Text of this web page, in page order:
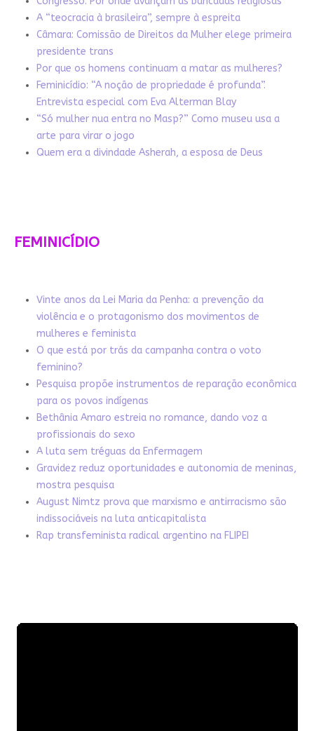
A “teocracia à brasileira”, sempre à espreita
Câmara: Comissão de Direitos da Mulher elege primeira
presidente trans
Por que os homens continuam a matar as mulheres?
Feminicídio: “A noção de propriedade é profunda”.
Entrevista especial com Eva Alterman Blay
“Só mulher nua entra no Masp?” Como museu usa a
arte para virar o jogo
Quem era a divindade Asherah, a esposa de Deus
FEMINICÍDIO
Vinte anos da Lei Maria da Penha: a prevenção da
violência e o protagonismo dos movimentos de
mulheres e feminista
O que está por trás da campanha contra o voto
feminino?
Pesquisa propõe instrumentos de reparação econômica
para os povos indígenas
Bethânia Amaro estreia no romance, dando voz a
profissionais do sexo
A luta sem tréguas da Enfermagem
Gravidez reduz oportunidades e autonomia de meninas,
mostra pesquisa
August Nimtz prova que marxismo e antirracismo são
indissociáveis na luta anticapitalista
Rap transfeminista radical argentino na FLIPEI